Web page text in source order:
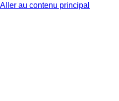
Aller au contenu principal